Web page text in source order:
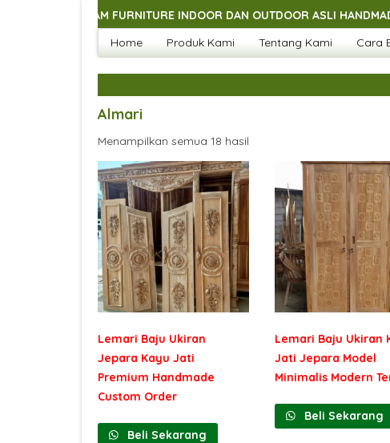
FURNITURE INDOOR DAN OUTDOOR ASLI HANDMADE JEPARA
FURNITURE INDOOR DAN OUTDOOR ASLI HANDMADE JEPARA
FURNITURE INDOOR DAN OUTDOOR ASLI HANDMADE JEPARA
FURNITURE INDOOR DAN OUTDOOR ASLI HANDMADE JEPARA
Home Produk Kami Tentang Kami Cara
Almari
Menampilkan semua 18 hasil
Lemari Baju Ukiran
Jepara Kayu Jati
Premium Handmade
Custom Order
Beli Sekarang
Lemari Baju Ukiran
Jati Jepara Model
Minimalis Modern
Beli Sekarang